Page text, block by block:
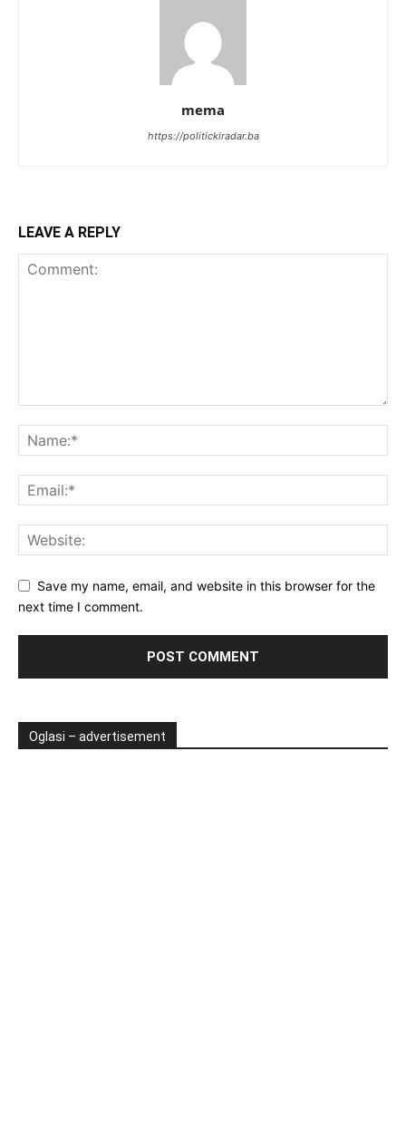
mema
https://politickiradar.ba
LEAVE A REPLY
Save my name, email, and website in this browser for the
next time I comment.
Oglasi – advertisement